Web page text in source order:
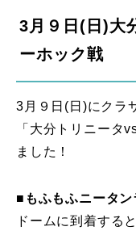
3月９日(日)大
ーホック戦
3月９日(日)にクラ
「大分トリニータ
ました！
■もふもふニータン
ドームに到着する